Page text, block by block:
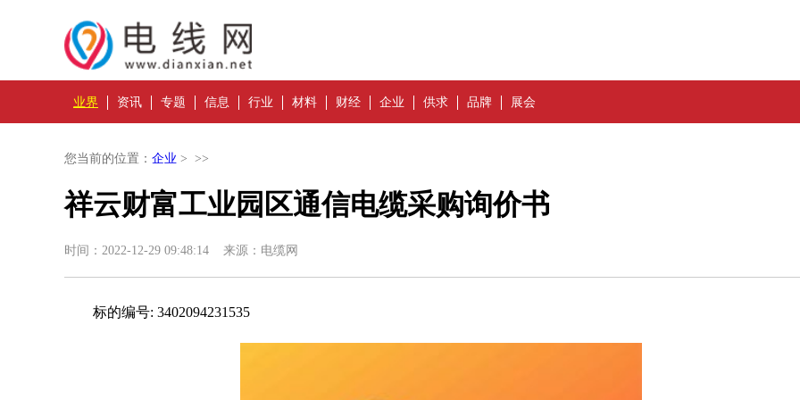
业界 资讯 专题 信息 行业 材料 财经 企业 供求 品牌 展会
您当前的位置： 企业 > >>
祥云财富工业园区通信电缆采购询价书
时间：2022-12-29 09:48:14 来源：电缆网
标的编号: 3402094231535